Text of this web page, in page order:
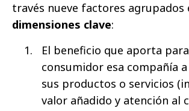
través nueve factores agrupados
dimensiones clave:
El beneficio que aporta
consumidor esa compañía
sus productos o servicios
valor añadido y atención al